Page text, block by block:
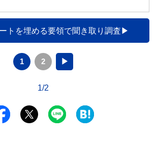
トを埋める要領で聞き取り調査
1 2 ▶
1/2